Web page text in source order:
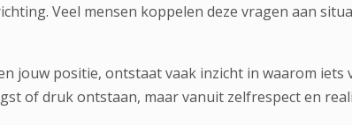
Veel mensen koppelen deze vragen aan
jouw positie, ontstaat vaak inzicht in waarom
of druk ontstaan, maar vanuit zelfrespect en